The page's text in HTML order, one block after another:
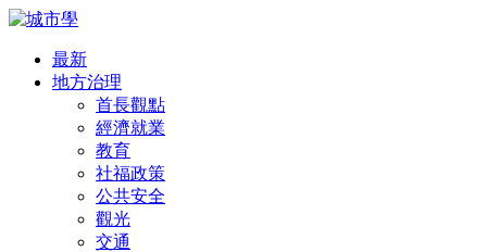
最新
地方治理
首長觀點
經濟就業
教育
社福政策
公共安全
觀光
交通